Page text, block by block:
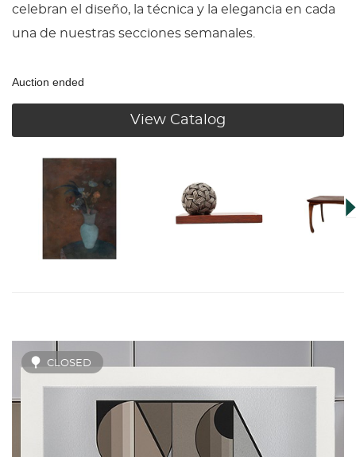
celebran el diseño, la técnica y la elegancia en cada
una de nuestras secciones semanales.
Auction ended
View Catalog
CLOSED